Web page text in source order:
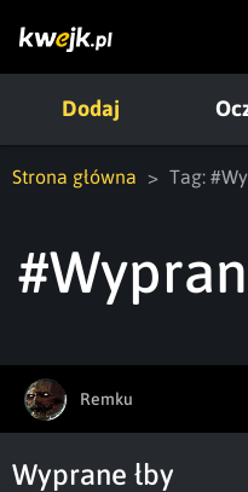
Dodaj
Strona główna Tag:
Remku
Wyprane łby